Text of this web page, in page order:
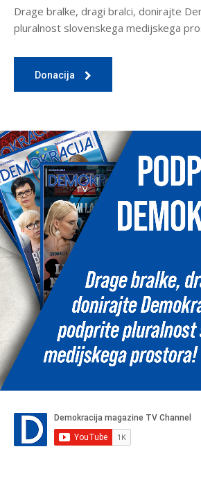
Drage bralke, dragi bralci, donirajte
pluralnost slovenskega medijskega
Donacija